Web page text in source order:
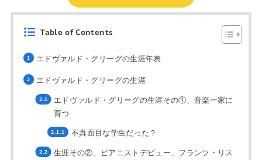
Table of Contents
エドヴァルド・グリーグの生涯年表
エドヴァルド・グリーグの生涯
エドヴァルド・グリーグの生涯その①、音楽一家に
育つ
不真面目な学生だった？
生涯その②、ピアニストデビュー、フランツ・リス